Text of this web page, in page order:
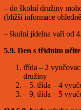
– do školní družiny
(bližší informace
– školní jídelna vaří od
5.9. Den s třídním
třída – 2
družiny
– 5. třída – 4
– 9. třída – 5